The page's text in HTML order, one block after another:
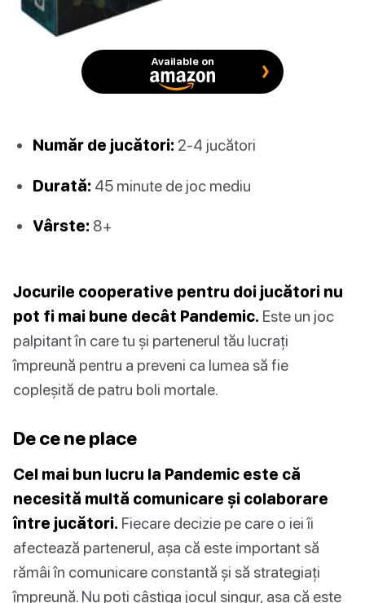
Available on
Număr de jucători: 2-4 jucători
Durată: 45 minute de joc mediu
Vârste: 8+
Jocurile cooperative pentru doi jucători nu
pot fi mai bune decât Pandemic. Este un joc
palpitant în care tu și partenerul tău lucrați
împreună pentru a preveni ca lumea să fie
copleșită de patru boli mortale.
De ce ne place
Cel mai bun lucru la Pandemic este că
necesită multă comunicare și colaborare
între jucători. Fiecare decizie pe care o iei îi
afectează partenerul, așa că este important să
rămâi în comunicare constantă și să strategiați
împreună. Nu poți câștiga jocul singur, așa că este